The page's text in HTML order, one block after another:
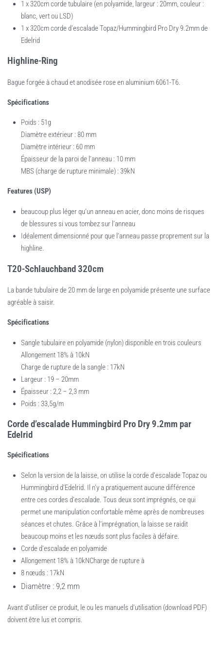
1 x 320cm corde tubulaire (en polyamide, largeur : 20mm, couleur :
blanc, vert ou LSD)
1 x 320cm corde d’escalade Topaz/Hummingbird Pro Dry 9.2mm de
Edelrid
Highline-Ring
Bague forgée à chaud et anodisée rose en aluminium 6061-T6.
Spécifications
Poids : 51g
Diamètre extérieur : 80 mm
Diamètre intérieur : 60 mm
Épaisseur de la paroi de l’anneau : 10 mm
MBS (charge de rupture minimale) : 39kN
Features (USP)
beaucoup plus léger qu’un anneau en acier, donc moins de risques
de blessures si vous tombez sur l’anneau
Idéalement dimensionné pour que l’anneau passe proprement sur la
highline.
T20-Schlauchband 320cm
La bande tubulaire de 20 mm de large en polyamide présente une surface
agréable à saisir.
Spécifications
Sangle tubulaire en polyamide (nylon) disponible en trois couleurs
Allongement 18% à 10kN
Charge de rupture de la sangle : 17kN
Largeur : 19 – 20mm
Épaisseur : 2,2 – 2,3 mm
Poids : 33,5g/m
Corde d’escalade Hummingbird Pro Dry 9.2mm par
Edelrid
Spécifications
Selon la version de la laisse, on utilise la corde d’escalade Topaz ou
Hummingbird d’Edelrid. Il n’y a pratiquement aucune différence
entre ces cordes d’escalade. Tous deux sont imprégnés, ce qui
permet une manipulation confortable même après de nombreuses
séances et chutes. Grâce à l’imprégnation, la laisse se raidit
beaucoup moins et les nœuds sont plus faciles à défaire.
Corde d’escalade en polyamide
Allongement 18% à 10kNCharge de rupture à
8 nœuds : 17kN
Diamètre : 9,2 mm
Avant d’utiliser ce produit, le ou les manuels d’utilisation (download PDF)
doivent être lus et compris.